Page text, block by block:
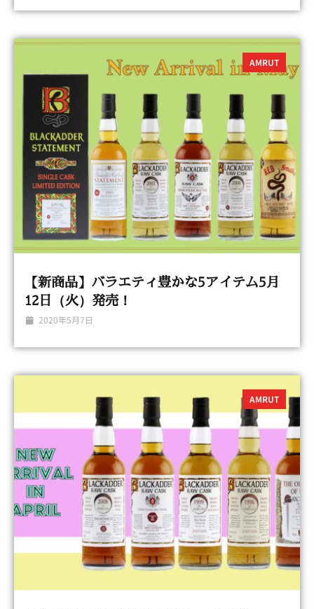
AMRUT
【新商品】バラエティ豊かな5アイテム5月
12日（火）発売！
2020年5月7日
AMRUT